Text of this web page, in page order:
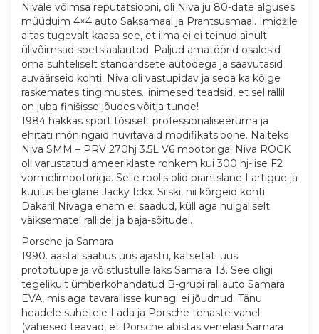
Nivale võimsa reputatsiooni, oli Niva ju 80-date alguses
müüduim 4×4 auto Saksamaal ja Prantsusmaal. Imidžile
aitas tugevalt kaasa see, et ilma ei ei teinud ainult
ülivõimsad spetsiaalautod. Paljud amatöörid osalesid
oma suhteliselt standardsete autodega ja saavutasid
auväärseid kohti. Niva oli vastupidav ja seda ka kõige
raskemates tingimustes…inimesed teadsid, et sel rallil
on juba finišisse jõudes võitja tunde!
1984 hakkas sport tõsiselt professionaliseeruma ja
ehitati mõningaid huvitavaid modifikatsioone. Näiteks
Niva SMM – PRV 270hj 3.5L V6 mootoriga! Niva ROCK
oli varustatud ameeriklaste rohkem kui 300 hj-lise F2
vormelimootoriga. Selle roolis olid prantslane Lartigue ja
kuulus belglane Jacky Ickx. Siiski, nii kõrgeid kohti
Dakaril Nivaga enam ei saadud, küll aga hulgaliselt
väiksematel rallidel ja baja-sõitudel.
Porsche ja Samara
1990. aastal saabus uus ajastu, katsetati uusi
prototüüpe ja võistlustulle läks Samara T3. See oligi
tegelikult ümberkohandatud B-grupi ralliauto Samara
EVA, mis aga tavarallisse kunagi ei jõudnud. Tänu
headele suhetele Lada ja Porsche tehaste vahel
(vähesed teavad, et Porsche abistas venelasi Samara